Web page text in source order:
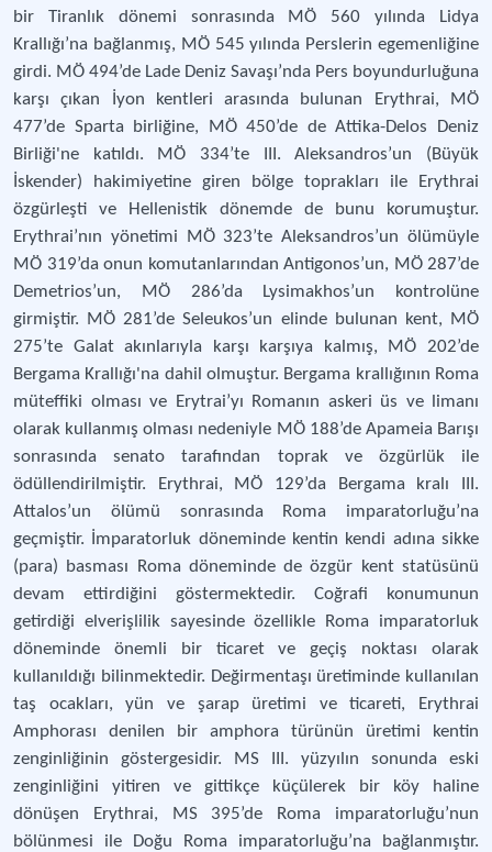
bir Tiranlık dönemi sonrasında MÖ 560 yılında Lidya
Krallığı’na bağlanmış, MÖ 545 yılında Perslerin egemenliğine
girdi. MÖ 494’de Lade Deniz Savaşı’nda Pers boyundurluğuna
karşı çıkan İyon kentleri arasında bulunan Erythrai, MÖ
477’de Sparta birliğine, MÖ 450’de de Attika-Delos Deniz
Birliği'ne katıldı. MÖ 334’te III. Aleksandros’un (Büyük
İskender) hakimiyetine giren bölge toprakları ile Erythrai
özgürleşti ve Hellenistik dönemde de bunu korumuştur.
Erythrai’nın yönetimi MÖ 323’te Aleksandros’un ölümüyle
MÖ 319’da onun komutanlarından Antigonos’un, MÖ 287’de
Demetrios’un, MÖ 286’da Lysimakhos’un kontrolüne
girmiştir. MÖ 281’de Seleukos’un elinde bulunan kent, MÖ
275’te Galat akınlarıyla karşı karşıya kalmış, MÖ 202’de
Bergama Krallığı'na dahil olmuştur. Bergama krallığının Roma
müteffiki olması ve Erytrai’yı Romanın askeri üs ve limanı
olarak kullanmış olması nedeniyle MÖ 188’de Apameia Barışı
sonrasında senato tarafından toprak ve özgürlük ile
ödüllendirilmiştir. Erythrai, MÖ 129’da Bergama kralı III.
Attalos’un ölümü sonrasında Roma imparatorluğu’na
geçmiştir. İmparatorluk döneminde kentin kendi adına sikke
(para) basması Roma döneminde de özgür kent statüsünü
devam ettirdiğini göstermektedir. Coğrafi konumunun
getirdiği elverişlilik sayesinde özellikle Roma imparatorluk
döneminde önemli bir ticaret ve geçiş noktası olarak
kullanıldığı bilinmektedir. Değirmentaşı üretiminde kullanılan
taş ocakları, yün ve şarap üretimi ve ticareti, Erythrai
Amphorası denilen bir amphora türünün üretimi kentin
zenginliğinin göstergesidir. MS III. yüzyılın sonunda eski
zenginliğini yitiren ve gittikçe küçülerek bir köy haline
dönüşen Erythrai, MS 395’de Roma imparatorluğu’nun
bölünmesi ile Doğu Roma imparatorluğu’na bağlanmıştır.